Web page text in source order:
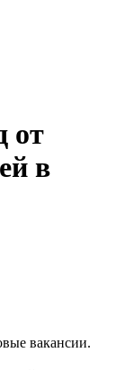
от
в
вакансии.